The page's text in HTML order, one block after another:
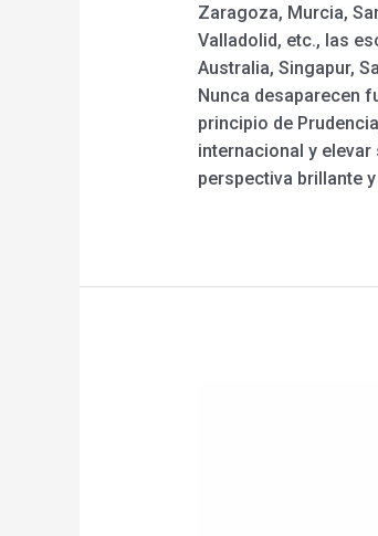
Zaragoza, Murcia,
Valladolid, etc., las
Australia, Singapur,
Nunca desaparecen
principio de
internacional y
perspectiva brillante